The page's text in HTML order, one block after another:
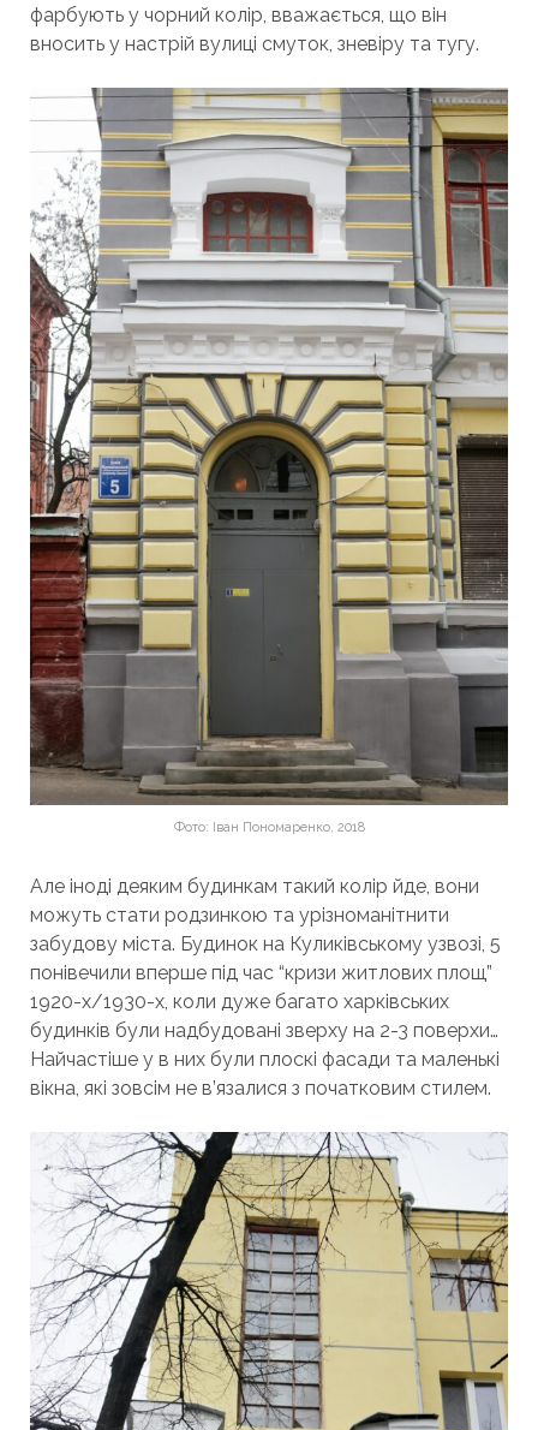
фарбують у чорний колір, вважається, що він
вносить у настрій вулиці смуток, зневіру та тугу.
Фото: Іван Пономаренко, 2018
Але іноді деяким будинкам такий колір йде, вони
можуть стати родзинкою та урізноманітнити
забудову міста. Будинок на Куликівському узвозі, 5
понівечили вперше під час “кризи житлових площ”
1920-х/1930-х, коли дуже багато харківських
будинків були надбудовані зверху на 2-3 поверхи…
Найчастіше у в них були плоскі фасади та маленькі
вікна, які зовсім не в’язалися з початковим стилем.